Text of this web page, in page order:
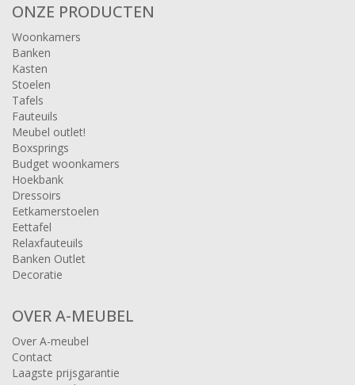
ONZE PRODUCTEN
Woonkamers
Banken
Kasten
Stoelen
Tafels
Fauteuils
Meubel outlet!
Boxsprings
Budget woonkamers
Hoekbank
Dressoirs
Eetkamerstoelen
Eettafel
Relaxfauteuils
Banken Outlet
Decoratie
OVER A-MEUBEL
Over A-meubel
Contact
Laagste prijsgarantie